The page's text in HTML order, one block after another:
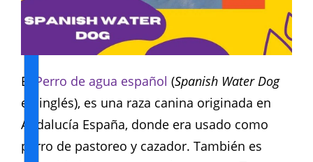
El Perro de agua español (Spanish Water Dog
en inglés), es una raza canina originada en
Andalucía España, donde era usado como
perro de pastoreo y cazador. También es